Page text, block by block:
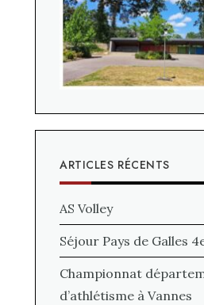
ARTICLES RÉCENTS
AS Volley
Séjour Pays de Galles
Championnat
d’athlétisme à Vannes